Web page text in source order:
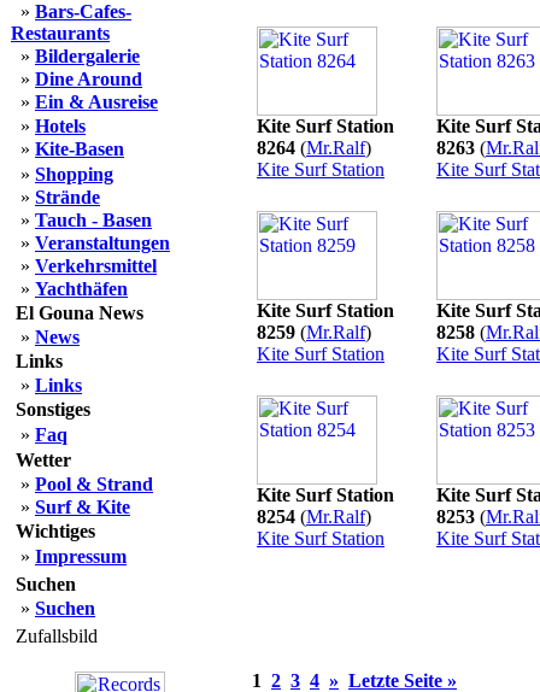
» Bars-Cafes-
Restaurants
» Bildergalerie
» Dine Around
» Ein & Ausreise
» Hotels
» Kite-Basen
» Shopping
» Strände
» Tauch - Basen
» Veranstaltungen
» Verkehrsmittel
» Yachthäfen
El Gouna News
» News
Links
» Links
Sonstiges
» Faq
Wetter
» Pool & Strand
» Surf & Kite
Wichtiges
» Impressum
Suchen
» Suchen
Zufallsbild
Kite Surf Station
8264 (Mr.Ralf)
Kite Surf Station
Kite Surf
8263 (
Kite Surf
Kite Surf Station
8259 (Mr.Ralf)
Kite Surf Station
Kite Surf
8258 (
Kite Surf
Kite Surf Station
8254 (Mr.Ralf)
Kite Surf Station
Kite Surf
8253 (
Kite Surf
1 2 3 4 » Letzte Seite »